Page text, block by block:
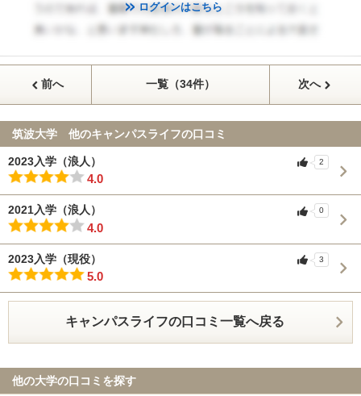
ログインはこちら
前へ 一覧（34件） 次へ
筑波大学 他のキャンパスライフの口コミ
2023入学（浪人）
4.0
2
2021入学（浪人）
4.0
0
2023入学（現役）
5.0
3
キャンパスライフの口コミ一覧へ戻る
他の大学の口コミを探す